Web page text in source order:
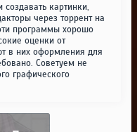
создавать картинки,
через торрент на
программы хорошо
оценки от
в них оформления для
Советуем не
графического